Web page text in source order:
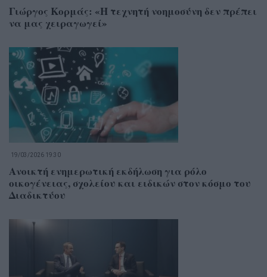
Γιώργος Κορμάς: «Η τεχνητή νοημοσύνη δεν πρέπει
να μας χειραγωγεί»
19/03/2026 19:30
Ανοικτή ενημερωτική εκδήλωση για ρόλο
οικογένειας, σχολείου και ειδικών στον κόσμο του
Διαδικτύου